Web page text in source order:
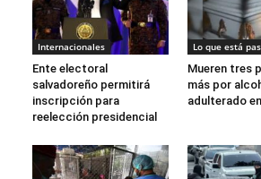
Internacionales
Ente electoral
salvadoreño permitirá
inscripción para
reelección presidencial
Lo que está
Mueren tres
más por
adulterado